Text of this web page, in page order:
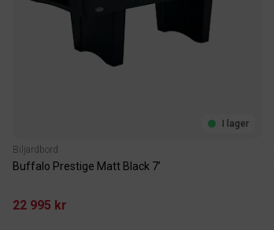
I lager
Biljardbord
Buffalo Prestige Matt Black 7’
22 995 kr